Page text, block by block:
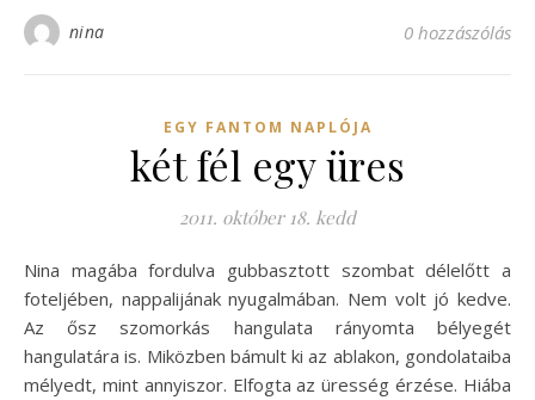
nina 0 hozzászólás
EGY FANTOM NAPLÓJA
két fél egy üres
2011. október 18. kedd
Nina magába fordulva gubbasztott szombat délelőtt a
foteljében, nappalijának nyugalmában. Nem volt jó kedve.
Az ősz szomorkás hangulata rányomta bélyegét
hangulatára is. Miközben bámult ki az ablakon, gondolataiba
mélyedt, mint annyiszor. Elfogta az üresség érzése. Hiába